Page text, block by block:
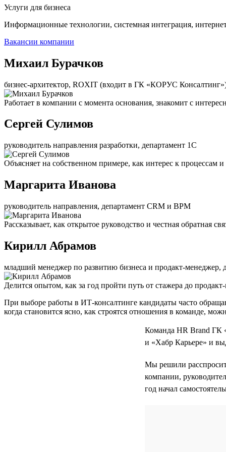
Услуги для бизнеса
Информационные технологии, системная интеграция,
Вакансии компании
Михаил Бурачков
бизнес-архитектор, ROXIT (входит в ГК «КОРУС
Работает в компании с момента основания, знакомит с
Сергей Сулимов
руководитель направления разработки, департамент 1С
Объясняет на собственном примере, как интерес к процессам
Маргарита Иванова
руководитель направления, департамент CRM и BPM
Рассказывает, как открытое руководство и честная обратная
Кирилл Абрамов
младший менеджер по развитию бизнеса и продакт-менеджер,
Делится опытом, как за год пройти путь от стажера до
При выборе работы в ИТ-консалтинге кандидаты часто
когда становится ясно, как строятся отношения в команде,
Команда HR Brand ГК
и «Хабр Карьере» и
Мы решили
компании,
год начал